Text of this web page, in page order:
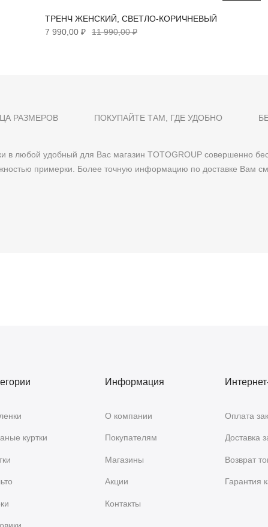
ТРЕНЧ ЖЕНСКИЙ, СВЕТЛО-КОРИЧНЕВЫЙ
7 990,00 ₽
11 990,00 ₽
в любой удобный для Вас магазин TOTOGROUP совершенно
примерки. Более точную информацию по доставке Вам
РАЗМЕРОВ ПОКУПАЙТЕ ТАМ, ГДЕ УДОБНО
куртки
Информация
О компании
Покупателям
Магазины
Акции
Контакты
Оплата
Доставка
Возврат
Гарантия